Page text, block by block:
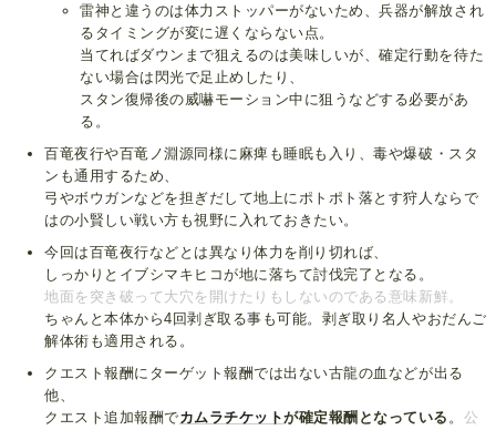
雷神と違うのは体力ストッパーがないため、兵器が解放され
るタイミングが変に遅くならない点。
当てればダウンまで狙えるのは美味しいが、確定行動を待た
ない場合は閃光で足止めしたり、
スタン復帰後の威嚇モーション中に狙うなどする必要があ
る。
百竜夜行や百竜ノ淵源同様に麻痺も睡眠も入り、毒や爆破・スタ
ンも通用するため、
弓やボウガンなどを担ぎだして地上にポトポト落とす狩人ならで
はの小賢しい戦い方も視野に入れておきたい。
今回は百竜夜行などとは異なり体力を削り切れば、
しっかりとイブシマキヒコが地に落ちて討伐完了となる。
地面を突き破って大穴を開けたりもしないのである意味新鮮。
ちゃんと本体から4回剥ぎ取る事も可能。剥ぎ取り名人やおだんご
解体術も適用される。
クエスト報酬にターゲット報酬では出ない古龍の血などが出る
他、
クエスト追加報酬でカムラチケットが確定報酬となっている 。 公